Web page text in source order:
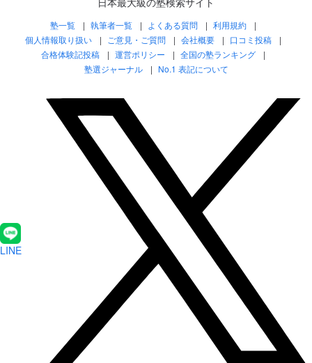
塾一覧 執筆者一覧 よくある質問
利用規約
個人情報取り扱い
ご意見・ご質問 会社概要
口コミ投稿
合格体験記投稿
運営ポリシー
全国の塾ランキング
塾選ジャーナル
No.1 表記について
LINE